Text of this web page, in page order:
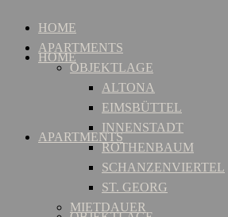
HOME
APARTMENTS
HOME
APARTMENTS
OBJEKTLAGE
ALTONA
EIMSBÜTTEL
INNENSTADT
ROTHENBAUM
SCHANZENVIERTEL
ST. GEORG
MIETDAUER